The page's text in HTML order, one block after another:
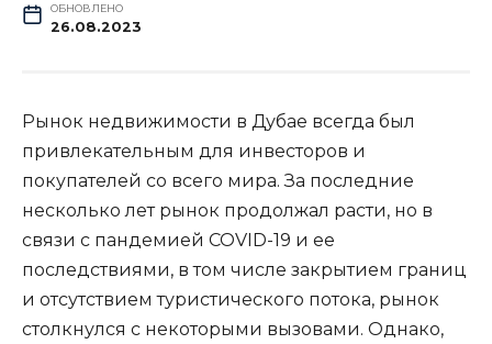
ОБНОВЛЕНО
26.08.2023
Рынок недвижимости в Дубае всегда был
привлекательным для инвесторов и
покупателей со всего мира. За последние
несколько лет рынок продолжал расти, но в
связи с пандемией COVID-19 и ее
последствиями, в том числе закрытием границ
и отсутствием туристического потока, рынок
столкнулся с некоторыми вызовами. Однако,